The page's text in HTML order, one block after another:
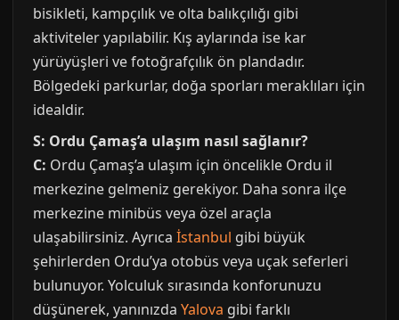
bisikleti, kampçılık ve olta balıkçılığı gibi
aktiviteler yapılabilir. Kış aylarında ise kar
yürüyüşleri ve fotoğrafçılık ön plandadır.
Bölgedeki parkurlar, doğa sporları meraklıları için
idealdir.
S: Ordu Çamaş’a ulaşım nasıl sağlanır?
C: Ordu Çamaş’a ulaşım için öncelikle Ordu il
merkezine gelmeniz gerekiyor. Daha sonra ilçe
merkezine minibüs veya özel araçla
ulaşabilirsiniz. Ayrıca İstanbul gibi büyük
şehirlerden Ordu’ya otobüs veya uçak seferleri
bulunuyor. Yolculuk sırasında konforunuzu
düşünerek, yanınızda Yalova gibi farklı